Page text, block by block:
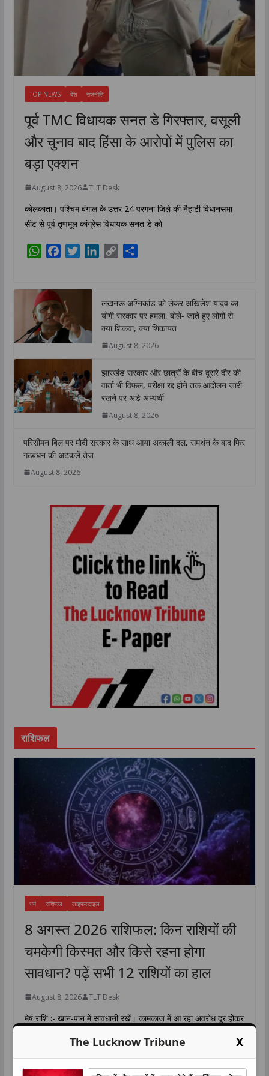
TOP NEWS देश राजनीति
पूर्व TMC विधायक सनत डे गिरफ्तार, वसूली
और चुनाव बाद हिंसा के आरोपों में पुलिस का
बड़ा एक्शन
August 8, 2026 TLT Desk
कोलकाता। पश्चिम बंगाल के उत्तर 24 परगना जिले की नैहाटी विधानसभा
सीट से पूर्व तृणमूल कांग्रेस विधायक सनत डे को
W
t
s
A
p
b
o
e
r
e
d
n
L
i
k
e
लखनऊ अग्निकांड को लेकर अखिलेश यादव का
योगी सरकार पर हमला, बोले- जाते हुए लोगों से
क्या शिकवा, क्या शिकायत
August 8, 2026
झारखंड सरकार और छात्रों के बीच दूसरे दौर की
वार्ता भी विफल, परीक्षा रद्द होने तक आंदोलन जारी
रखने पर अड़े अभ्यर्थी
August 8, 2026
परिसीमन बिल पर मोदी सरकार के साथ आया अकाली दल, समर्थन के बाद फिर
गठबंधन की अटकलें तेज
August 8, 2026
राशिफल
धर्म राशिफल लाइफस्टाइल
8 अगस्त 2026 राशिफल: किन राशियों की
चमकेगी किस्मत और किसे रहना होगा
सावधान? पढ़ें सभी 12 राशियों का हाल
August 8, 2026 TLT Desk
मेष राशि :- खान-पान में सावधानी रखें। कामकाज में आ रहा अवरोध दूर होकर
W
F
T
L
C
S
The Lucknow Tribune X